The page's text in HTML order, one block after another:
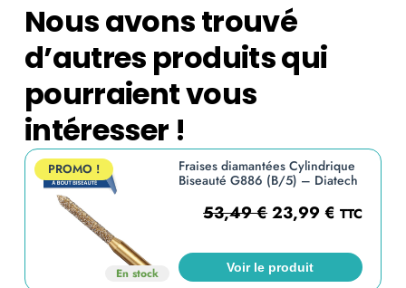
Nous avons trouvé
d’autres produits qui
pourraient vous
intéresser !
PROMO !
En stock
Fraises diamantées Cylindrique
Biseauté G886 (B/5) – Diatech
53,49€23,99€ TTC
Voir le produit